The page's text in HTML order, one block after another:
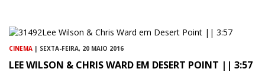
CINEMA | SEXTA-FEIRA, 20 MAIO 2016
LEE WILSON & CHRIS WARD EM DESERT POINT || 3:57